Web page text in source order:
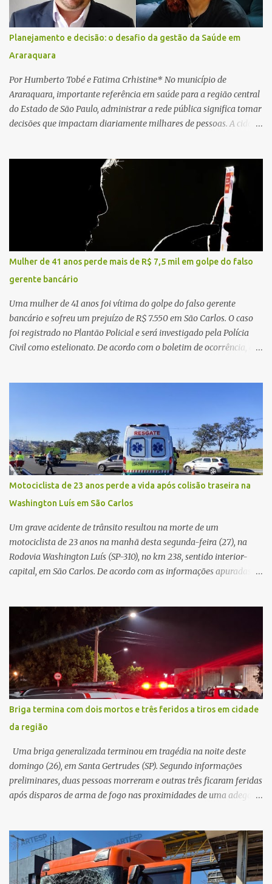
Planejamento e decisão: o desafio da gestão da Saúde em
Araraquara
Por Humberto Tobé e Fatima Crhistine* No município de
Araraquara, importante referência em saúde para a região central
do Estado de São Paulo, administrar a rede pública significa tomar
decisões que impactam diariamente milhares de pessoas. A cidade
município, mas também de diversas cidades do entorno,
ampliando significativamente a responsabilidade da gestão sobre
o Sistema Único de Saúde (SUS). Nos últimos anos, o Governo
Federal tem ampliado investimentos destinados ao fortalecimento
da atenção básica, da infraestrutura hospitalar e da
regionalização dos serviços de saúde. Entretanto, em um cenário
de demandas crescentes e recursos necessariamente limitados, a
principal missão da gestão pública não é apenas investir mais,
mas decidir melhor onde investir para produzir o maior benefício
possível à população. Essa reflexão encontra respaldo tanto na
teoria da admini...
Mulher de 41 anos perde mais de R$ 7,5 mil em golpe do falso
gerente bancário
Uma mulher de 41 anos foi vítima do golpe do falso gerente
bancário e sofreu um prejuízo de R$ 7.550 em São Carlos. O caso
foi registrado no Plantão Policial e será investigado pela Polícia
Civil como estelionato. De acordo com o boletim de ocorrência, a
ser realizados. Dias depois, o golpista enviou um documento em
PDF simulando uma comunicação oficial da instituição financeira.
Na sequência, entrou em contato por telefone e encaminhou um
link, orientando a vítima a acessá-lo pelo computador para
concluir a suposta atualização cadastral. Após realizar o
procedimento, a conta bancária ficou bloqueada por algumas
horas. Sem conseguir acessar o sistema, a vítima tentou
novamente contato com o suposto gerente, mas não obteve
resposta. Na segunda-fe...
Motociclista de 23 anos perde a vida após colisão traseira na
Washington Luís em São Carlos
Um grave acidente de trânsito resultou na morte de um
motociclista de 23 anos na manhã desta segunda-feira (27), na
Rodovia Washington Luís (SP-310), no km 238, sentido interior-
capital, em São Carlos. De acordo com as informações apuradas no
veículo, o trânsito estava lento e congestionado devido a obras
realizadas na rodovia, momento em que ocorreu o impacto. Com
a violência da colisão, o motociclista foi arremessado ao solo.
Testemunhas relataram que o capacete teria se desprendido
durante o acidente. O jovem sofreu ferimentos gravíssimos e
morreu ainda no local. Equipes de resgate e de atendimento da
concessionária responsável pela rodovia foram acionadas e
realizaram a sinalização da via, além de prestarem socorro à
vítima. No entanto, o óbito foi constatado ainda no local do
acidente. A Polícia Militar Rodoviária compareceu para o registro
da ocorrência...
Briga termina com dois mortos e três feridos a tiros em cidade
da região
Uma briga generalizada terminou em tragédia na noite deste
domingo (26), em Santa Gertrudes (SP). Segundo informações
preliminares, duas pessoas morreram e outras três ficaram feridas
após disparos de arma de fogo nas proximidades de uma adega. O
começado dentro do estabelecimento e se estendido para a área
externa, quando dois homens armados passaram a efetuar
diversos disparos. Duas vítimas morreram ainda no local. Outras